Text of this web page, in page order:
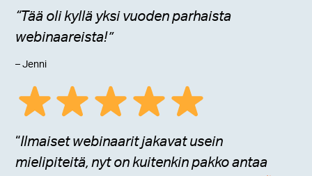
“Tää oli kyllä yksi vuoden parhaista
webinaareista!”
– Jenni
“Ilmaiset webinaarit jakavat usein
mielipiteitä, nyt on kuitenkin pakko antaa